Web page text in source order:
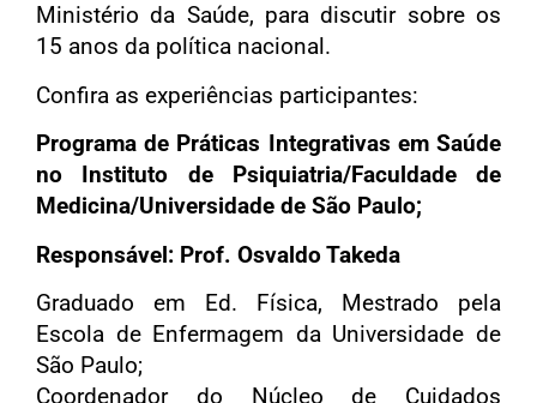
Ministério da Saúde, para discutir sobre os
15 anos da política nacional.
Confira as experiências participantes:
Programa de Práticas Integrativas em Saúde
no Instituto de Psiquiatria/Faculdade de
Medicina/Universidade de São Paulo;
Responsável: Prof. Osvaldo Takeda
Graduado em Ed. Física, Mestrado pela
Escola de Enfermagem da Universidade de
São Paulo;
Coordenador do Núcleo de Cuidados